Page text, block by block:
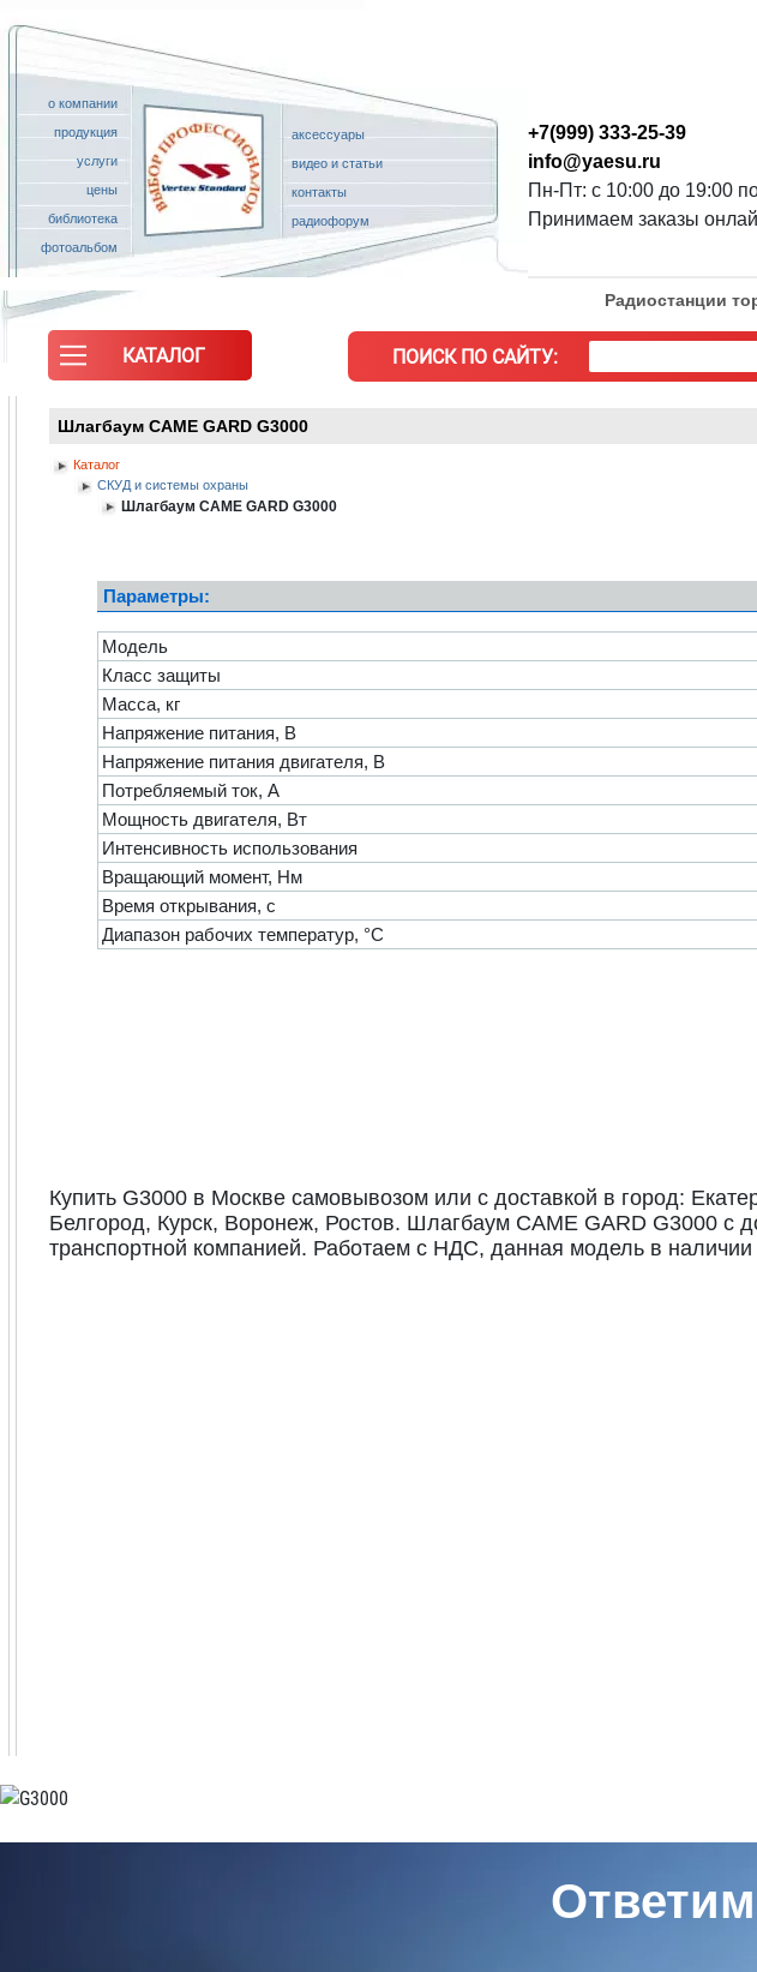
о компании
продукция
услуги
цены
библиотека
фотоальбом
аксессуары
видео и статьи
контакты
радиофорум
+7(999) 333-25-39
info@yaesu.ru
Пн-Пт: с 10:00 до 19:00
Принимаем заказы
КАТАЛОГ
Радиостанции
ПОИСК ПО САЙТУ:
Шлагбаум CAME GARD G3000
Каталог
СКУД и системы охраны
Шлагбаум CAME GARD G3000
Параметры:
Модель
Класс защиты
Масса, кг
Напряжение питания, В
Напряжение питания двигателя, В
Потребляемый ток, А
Мощность двигателя, Вт
Интенсивность использования
Вращающий момент, Нм
Время открывания, с
Диапазон рабочих температур, °C
Купить G3000 в Москве самовывозом или с доставкой в город:
Белгород, Курск, Воронеж, Ростов. Шлагбаум CAME GARD G3000 с
транспортной компанией. Работаем с НДС, данная модель в наличии